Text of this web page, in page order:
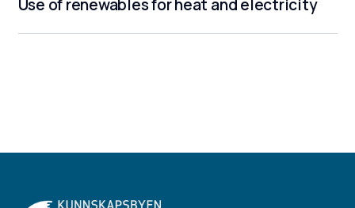
Use of renewables for heat and electricity